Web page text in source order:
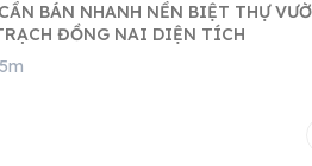
BÁN NHANH NỀN BIỆT THỰ
ĐỒNG NAI DIỆN TÍCH